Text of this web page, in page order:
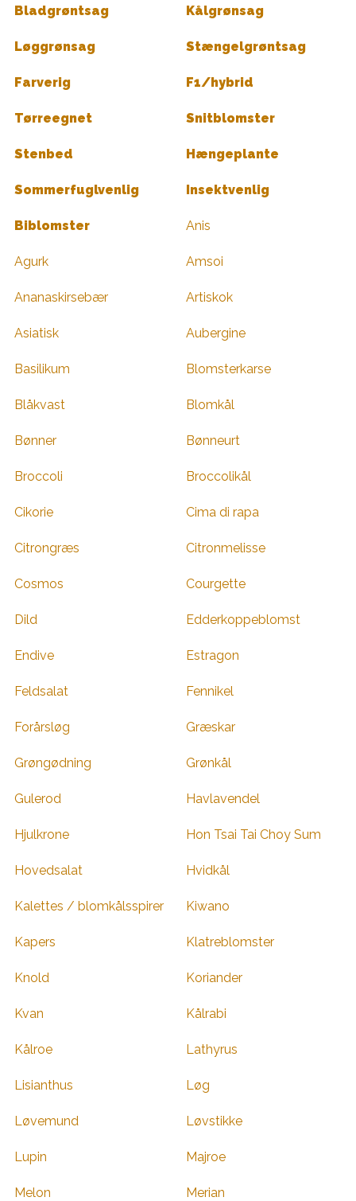
Bladgrøntsag Kålgrønsag
Løggrønsag Stængelgrøntsag
Farverig F1/hybrid
Tørreegnet Snitblomster
Stenbed Hængeplante
Sommerfuglvenlig Insektvenlig
Biblomster Anis
Agurk Amsoi
Ananaskirsebær Artiskok
Asiatisk Aubergine
Basilikum Blomsterkarse
Blåkvast Blomkål
Bønner Bønneurt
Broccoli Broccolikål
Cikorie Cima di rapa
Citrongræs Citronmelisse
Cosmos Courgette
Dild Edderkoppeblomst
Endive Estragon
Feldsalat Fennikel
Forårsløg Græskar
Grøngødning Grønkål
Gulerod Havlavendel
Hjulkrone Hon Tsai Tai Choy Sum
Hovedsalat Hvidkål
Kalettes / blomkålsspirer Kiwano
Kapers Klatreblomster
Knold Koriander
Kvan Kålrabi
Kålroe Lathyrus
Lisianthus Løg
Løvemund Løvstikke
Lupin Majroe
Melon Merian